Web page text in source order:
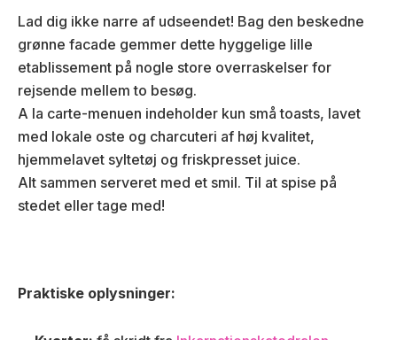
Lad dig ikke narre af udseendet! Bag den beskedne
grønne facade gemmer dette hyggelige lille
etablissement på nogle store overraskelser for
rejsende mellem to besøg.
A la carte-menuen indeholder kun små toasts, lavet
med lokale oste og charcuteri af høj kvalitet,
hjemmelavet syltetøj og friskpresset juice.
Alt sammen serveret med et smil. Til at spise på
stedet eller tage med!
Praktiske oplysninger: